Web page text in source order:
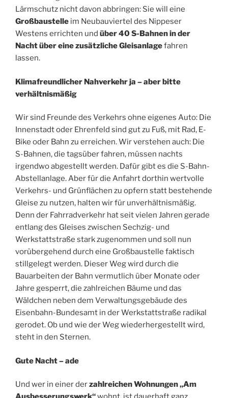
Lärmschutz nicht davon abbringen: Sie will eine
Großbaustelle im Neubauviertel des Nippeser
Westens errichten und über 40 S-Bahnen in der
Nacht über eine zusätzliche Gleisanlagefahren
lassen.
Klimafreundlicher Nahverkehr ja – aber bitte
verhältnismäßig
Wir sind Freunde des Verkehrs ohne eigenes Auto: Die
Innenstadt oder Ehrenfeld sind gut zu Fuß, mit Rad, E-
Bike oder Bahn zu erreichen. Wir verstehen auch: Die
S-Bahnen, die tagsüber fahren, müssen nachts
irgendwo abgestellt werden. Dafür gibt es die S-Bahn-
Abstellanlage. Aber für die Anfahrt dorthin wertvolle
Verkehrs- und Grünflächen zu opfern statt bestehende
Gleise zu nutzen, halten wir für unverhältnismäßig.
Denn der Fahrradverkehr hat seit vielen Jahren gerade
entlang des Gleises zwischen Sechzig- und
Werkstattstraße stark zugenommen und soll nun
vorübergehend durch eine Großbaustelle faktisch
stillgelegt werden. Dieser Weg wird durch die
Bauarbeiten der Bahn vermutlich über Monate oder
Jahre gesperrt, die zahlreichen Bäume und das
Wäldchen neben dem Verwaltungsgebäude des
Eisenbahn-Bundesamt in der Werkstattstraße radikal
gerodet. Ob und wie der Weg wiederhergestellt wird,
steht in den Sternen.
Gute Nacht – ade
Und wer in einer derzahlreichen Wohnungen „Am